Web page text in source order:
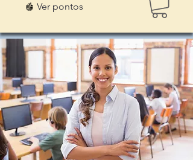
Ver pontos